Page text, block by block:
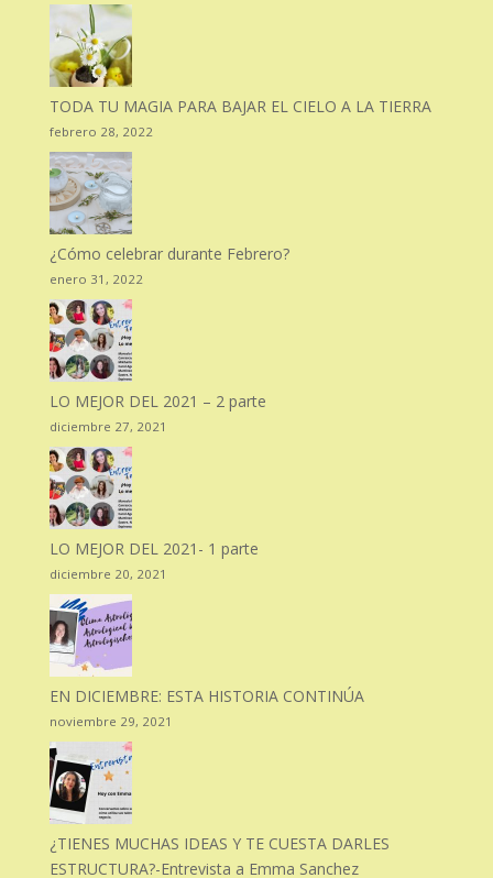
TODA TU MAGIA PARA BAJAR EL CIELO A LA TIERRA
febrero 28, 2022
¿Cómo celebrar durante Febrero?
enero 31, 2022
LO MEJOR DEL 2021 – 2 parte
diciembre 27, 2021
LO MEJOR DEL 2021- 1 parte
diciembre 20, 2021
EN DICIEMBRE: ESTA HISTORIA CONTINÚA
noviembre 29, 2021
¿TIENES MUCHAS IDEAS Y TE CUESTA DARLES
ESTRUCTURA?-Entrevista a Emma Sanchez